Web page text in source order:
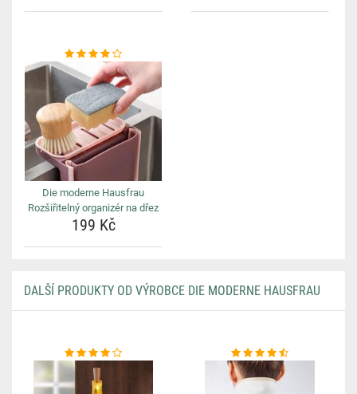
Die moderne Hausfrau
Rozšiřitelný organizér na dřez
199 Kč
DALŠÍ PRODUKTY OD VÝROBCE DIE MODERNE HAUSFRAU